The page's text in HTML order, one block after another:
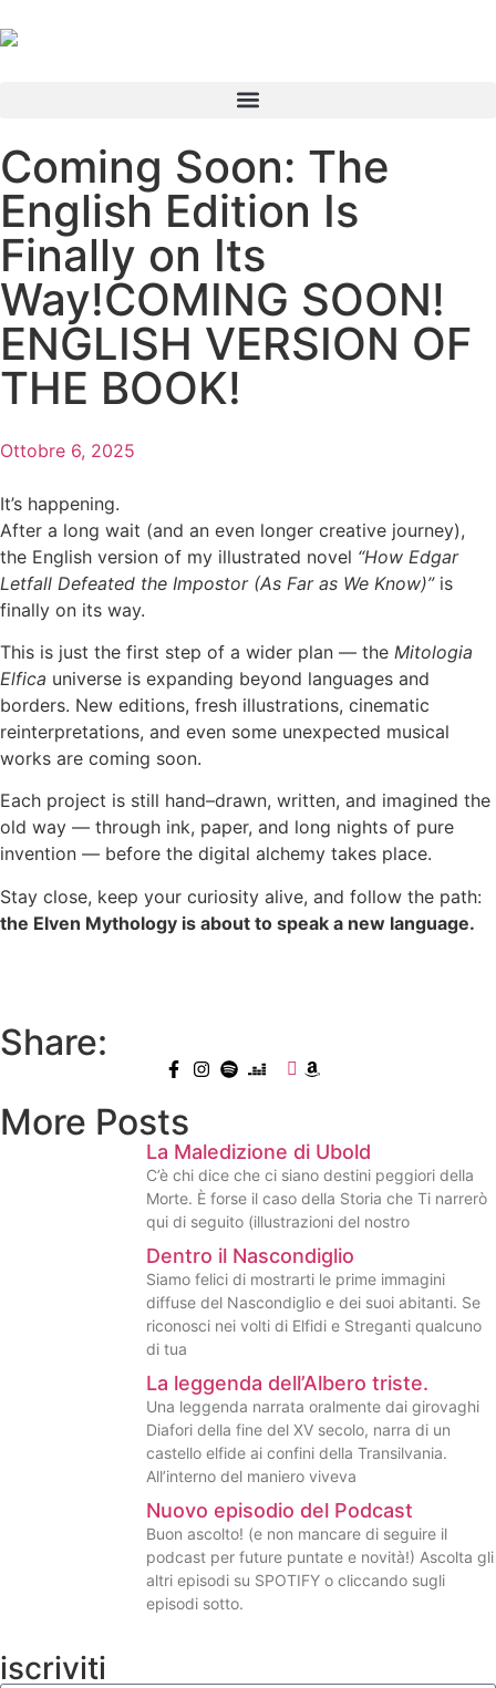
Coming Soon: The
English Edition Is
Finally on Its
Way!COMING SOON!
ENGLISH VERSION OF
THE BOOK!
Ottobre 6, 2025
It’s happening.
After a long wait (and an even longer creative journey),
the English version of my illustrated novel “How Edgar
Letfall Defeated the Impostor (As Far as We Know)”is
finally on its way.
This is just the first step of a wider plan — the Mitologia
Elfica universe is expanding beyond languages and
borders. New editions, fresh illustrations, cinematic
reinterpretations, and even some unexpected musical
works are coming soon.
Each project is still hand–drawn, written, and imagined the
old way — through ink, paper, and long nights of pure
invention — before the digital alchemy takes place.
Stay close, keep your curiosity alive, and follow the path:
the Elven Mythology is about to speak a new language.
Share:
More Posts
La Maledizione di Ubold
C’è chi dice che ci siano destini peggiori della
Morte. È forse il caso della Storia che Ti narrerò
qui di seguito (illustrazioni del nostro
Dentro il Nascondiglio
Siamo felici di mostrarti le prime immagini
diffuse del Nascondiglio e dei suoi abitanti. Se
riconosci nei volti di Elfidi e Streganti qualcuno
di tua
La leggenda dell’Albero triste.
Una leggenda narrata oralmente dai girovaghi
Diafori della fine del XV secolo, narra di un
castello elfide ai confini della Transilvania.
All’interno del maniero viveva
Nuovo episodio del Podcast
Buon ascolto! (e non mancare di seguire il
podcast per future puntate e novità!) Ascolta gli
altri episodi su SPOTIFY o cliccando sugli
episodi sotto.
iscriviti